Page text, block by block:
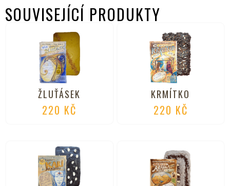
SOUVISEJÍCÍ PRODUKTY
ŽLUŤÁSEK
220 KČ
KRMÍTKO
220 KČ